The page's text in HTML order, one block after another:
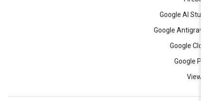
Google AI
Google
Google
Google
View